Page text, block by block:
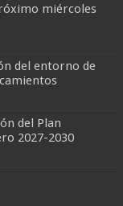
miércoles
del entorno de
del Plan
2027-2030